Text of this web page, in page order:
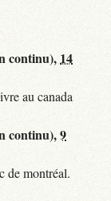
continu), 14
au canada
continu),9
de montréal.